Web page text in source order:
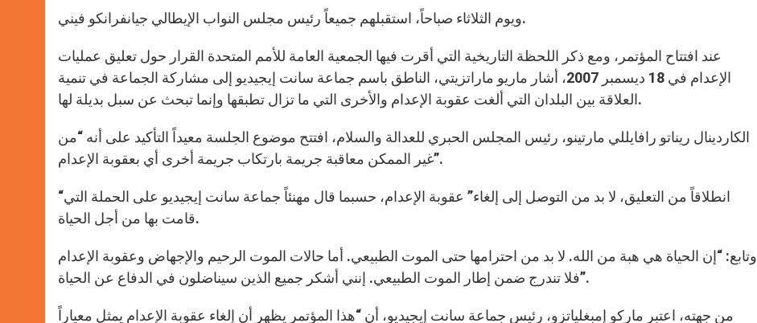
ويوم الثلاثاء صباحاً، استقبلهم جميعاً رئيس مجلس النواب الإيطالي جيانفرانكو فيني.
عند افتتاح المؤتمر، ومع ذكر اللحظة التاريخية التي أقرت فيها الجمعية العامة للأمم المتحدة القرار حول تعليق عمليات
الإعدام في 18 ديسمبر 2007، أشار ماريو ماراتزيتي، الناطق باسم جماعة سانت إيجيديو إلى مشاركة الجماعة في تنمية
العلاقة بين البلدان التي ألغت عقوبة الإعدام والأخرى التي ما تزال تطبقها وإنما تبحث عن سبل بديلة لها.
الكاردينال ريناتو رافايللي مارتينو، رئيس المجلس الحبري للعدالة والسلام، افتتح موضوع الجلسة معيداً التأكيد على أنه “من
غير الممكن معاقبة جريمة بارتكاب جريمة أخرى أي بعقوبة الإعدام”.
“انطلاقاً من التعليق، لا بد من التوصل إلى إلغاء” عقوبة الإعدام، حسبما قال مهنئاً جماعة سانت إيجيديو على الحملة التي
قامت بها من أجل الحياة.
وتابع: “إن الحياة هي هبة من الله. لا بد من احترامها حتى الموت الطبيعي. أما حالات الموت الرحيم والإجهاض وعقوبة الإعدام
فلا تندرج ضمن إطار الموت الطبيعي. إنني أشكر جميع الذين سيناضلون في الدفاع عن الحياة”.
من جهته، اعتبر ماركو إمبغلياتزو، رئيس جماعة سانت إيجيديو، أن “هذا المؤتمر يظهر أن إلغاء عقوبة الإعدام يمثل معياراً